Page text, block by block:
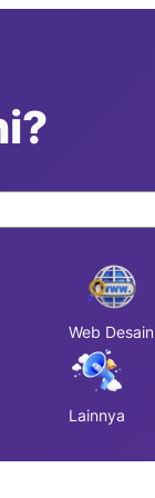
Web Desain
Lainnya